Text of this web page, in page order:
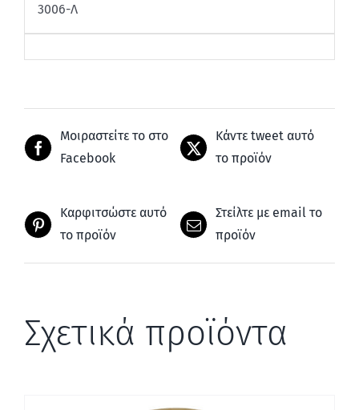
3006-Λ
Μοιραστείτε το στο
Facebook
Κάντε tweet αυτό
το προϊόν
Καρφιτσώστε αυτό
το προϊόν
Στείλτε με email το
προϊόν
Σχετικά προϊόντα